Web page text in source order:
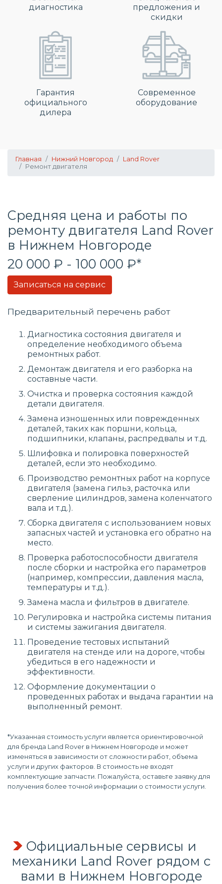
диагностика
предложения и
скидки
Гарантия
официального
дилера
Современное
оборудование
Главная Нижний Новгород
Land Rover
Ремонт двигателя
Средняя цена и работы по
ремонту двигателя Land Rover
в Нижнем Новгороде
20 000 ₽ - 100 000 ₽*
Записаться на сервис
Предварительный перечень работ
Диагностика состояния двигателя и
определение необходимого объема
ремонтных работ.
Демонтаж двигателя и его разборка на
составные части.
Очистка и проверка состояния каждой
детали двигателя.
Замена изношенных или поврежденных
деталей, таких как поршни, кольца,
подшипники, клапаны, распредвалы и т.д.
Шлифовка и полировка поверхностей
деталей, если это необходимо.
Производство ремонтных работ на корпусе
двигателя (замена гильз, расточка или
сверление цилиндров, замена коленчатого
вала и т.д.).
Сборка двигателя с использованием новых
запасных частей и установка его обратно на
место.
Проверка работоспособности двигателя
после сборки и настройка его параметров
(например, компрессии, давления масла,
температуры и т.д.).
Замена масла и фильтров в двигателе.
Регулировка и настройка системы питания
и системы зажигания двигателя.
Проведение тестовых испытаний
двигателя на стенде или на дороге, чтобы
убедиться в его надежности и
эффективности.
Оформление документации о
проведенных работах и выдача гарантии на
выполненный ремонт.
*Указанная стоимость услуги является ориентировочной
для бренда Land Rover в Нижнем Новгороде и может
изменяться в зависимости от сложности работ, объема
услуги и других факторов. В стоимость не входят
комплектующие запчасти. Пожалуйста, оставьте заявку для
получения более точной информации о стоимости услуги.
Официальные сервисы и
механики Land Rover рядом с
вами в Нижнем Новгороде